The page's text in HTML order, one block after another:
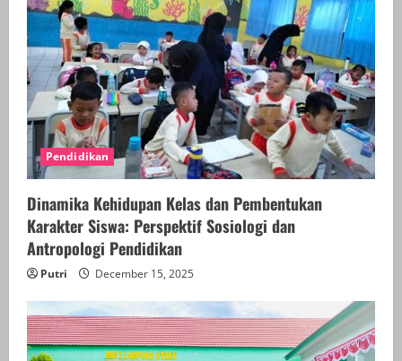
Pendidikan
Dinamika Kehidupan Kelas dan Pembentukan
Karakter Siswa: Perspektif Sosiologi dan
Antropologi Pendidikan
Putri December 15, 2025